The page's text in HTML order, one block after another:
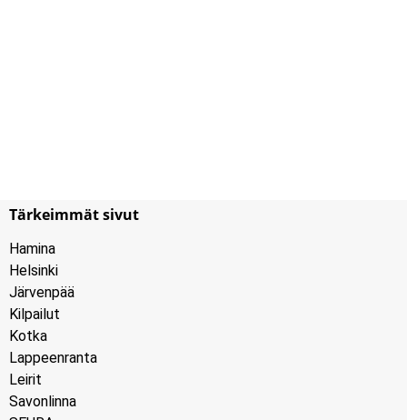
Tärkeimmät sivut
Hamina
Helsinki
Järvenpää
Kilpailut
Kotka
Lappeenranta
Leirit
Savonlinna